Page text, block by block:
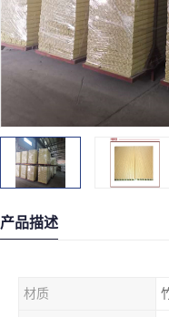
产品描述
材质